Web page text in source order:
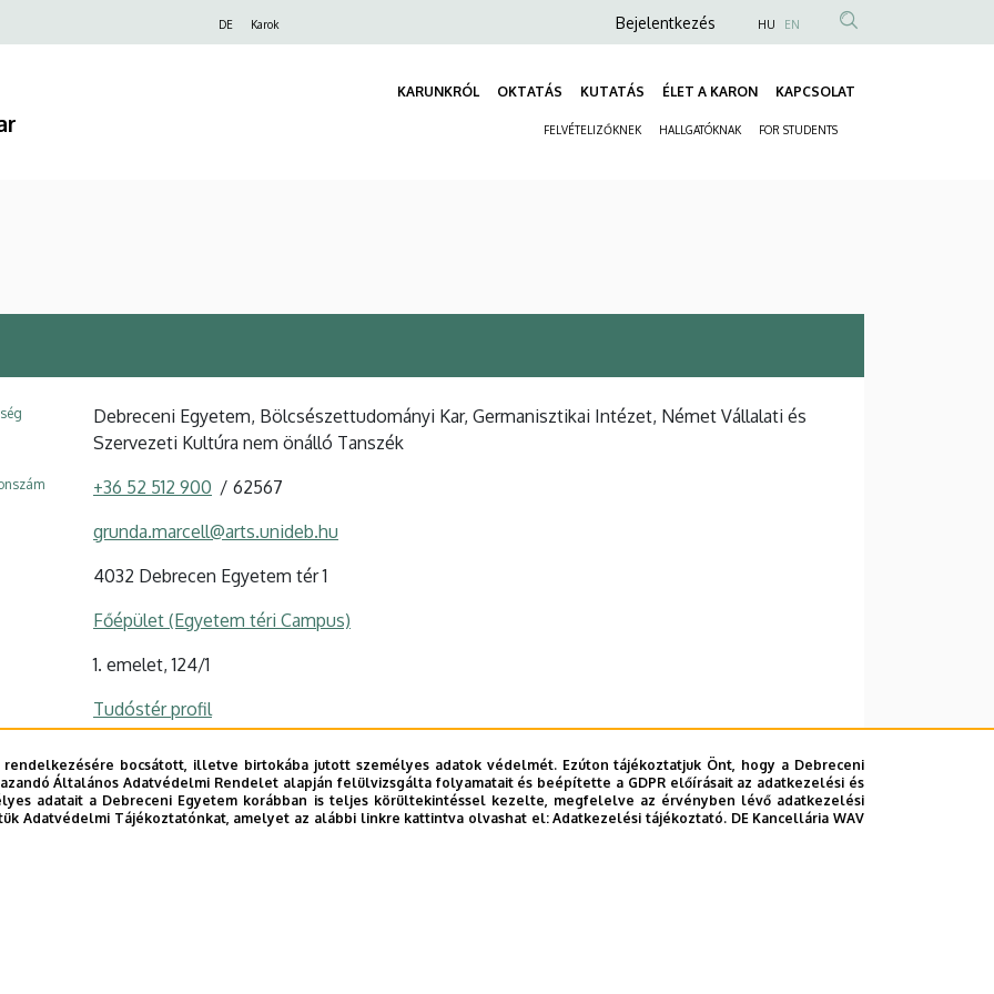
DE Karok
Anonim
fiók
menüje
Bejelentkezés HU EN
KARUNKRÓL OKTATÁS KUTATÁS ÉLET A KARON KAPCSOLAT
FELVÉTELIZŐKNEK HALLGATÓKNAK FOR STUDENTS
Debreceni Egyetem, Bölcsészettudományi Kar, Germanisztikai Intézet, Német Vállalati és
Szervezeti Kultúra nem önálló Tanszék
+36 52 512 900 62567
grunda.marcell@arts.unideb.hu
4032 Debrecen Egyetem tér 1
Főépület (Egyetem téri Campus)
1. emelet, 124/1
Tudóstér profil
bocsátott, illetve birtokába jutott személyes adatok védelmét. Ezúton tájékoztatjuk Önt, hogy a Debreceni
Általános Adatvédelmi Rendelet alapján felülvizsgálta folyamatait és beépítette a GDPR előírásait az adatkezelési és
adatait a Debreceni Egyetem korábban is teljes körültekintéssel kezelte, megfelelve az érvényben lévő adatkezelési
Adatvédelmi Tájékoztatónkat, amelyet az alábbi linkre kattintva olvashat el:Adatkezelési tájékoztató. DE Kancellária WAV